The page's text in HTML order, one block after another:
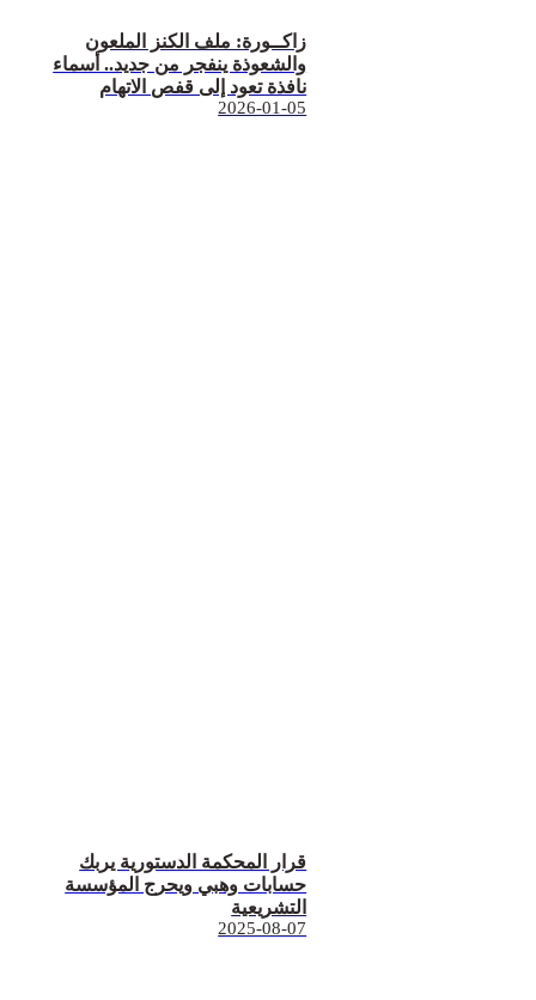
زاكــورة: ملف الكنز الملعون
والشعوذة ينفجر من جديد.. أسماء
نافذة تعود إلى قفص الاتهام
2026-01-05
قرار المحكمة الدستورية يربك
حسابات وهبي ويحرج المؤسسة
التشريعية
2025-08-07